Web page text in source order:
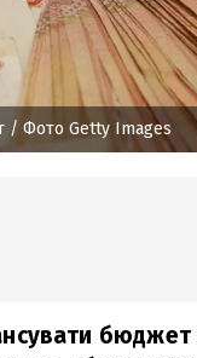
/ Фото Getty Images